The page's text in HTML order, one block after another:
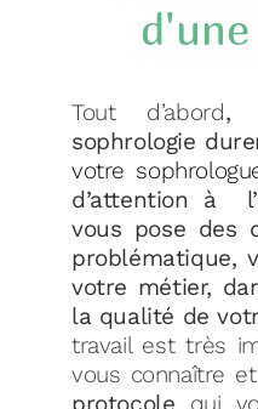
Tout d’abord,
sophrologie
votre
d’attention à
vous pose des
problématique,
votre métier,
la qualité de
travail est très
vous connaître et
protocole qui